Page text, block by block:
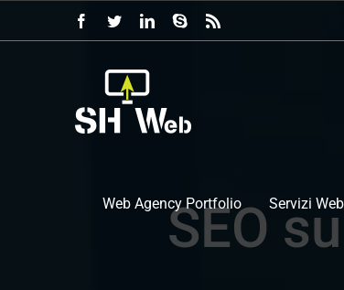
al
Facebook
TwitterLinkedIn
Skype
Web Agency Portfolio Servizi
SEO